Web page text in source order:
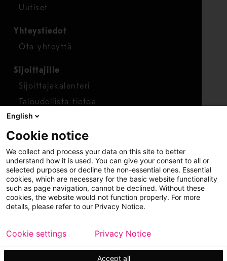
Uutiset
Yhteystiedot
Ota yhteyttä
Sijoittajille
Sijoittajakalenteri
Taloudellista tietoa
Osakkeet
Raportoi huolenaihe
Whistleblower-työkalu
Copyright © 2026 Metso
Sivukartta
Käyttöehdot
Tietosuoja Tavaramerkit
English
Cookie notice
We collect and process your data on this site to better
understand how it is used. You can give your consent to all or
selected purposes or decline the non-essential ones. Essential
cookies, which are necessary for the basic website functionality
such as page navigation, cannot be declined. Without these
cookies, the website would not function properly. For more
details, please refer to our Privacy Notice.
Accept all
Cookie settings Privacy Notice